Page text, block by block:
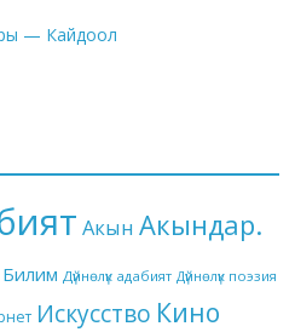
— Кайдоол
Акын Акындар.
Билим Дүйнөлүк адабият Дүйнөлүк поэзия
Искусство Кино